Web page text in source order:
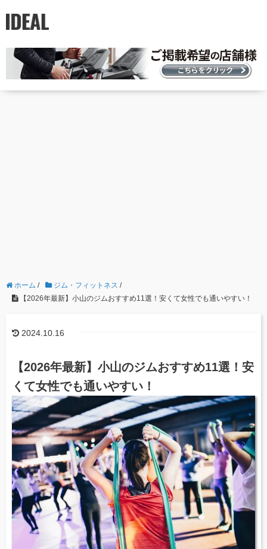
ホーム / ジム・フィットネス /
【2026年最新】小山のジムおすすめ11選！安くて女性でも通いやすい！
2024.10.16
【2026年最新】小山のジムおすすめ11選！安
くて女性でも通いやすい！